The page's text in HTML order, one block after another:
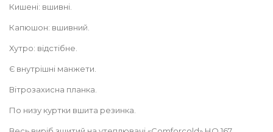
Кишені: вшивні.
Капюшон: вшивний.
Хутро: відстібне.
Є внутрішні манжети.
Вітрозахисна планка.
По низу куртки вшита резинка.